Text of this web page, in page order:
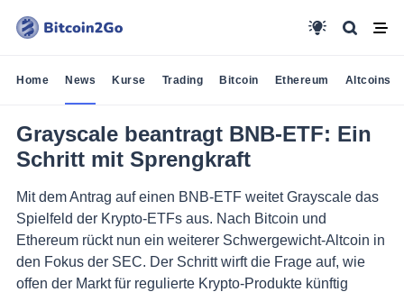
Home News Kurse Trading Bitcoin Ethereum Altcoins
Grayscale beantragt BNB-ETF: Ein
Schritt mit Sprengkraft
Mit dem Antrag auf einen BNB‑ETF weitet Grayscale das
Spielfeld der Krypto‑ETFs aus. Nach Bitcoin und
Ethereum rückt nun ein weiterer Schwergewicht‑Altcoin in
den Fokus der SEC. Der Schritt wirft die Frage auf, wie
offen der Markt für regulierte Krypto‑Produkte künftig